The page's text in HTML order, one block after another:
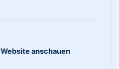
Website anschauen